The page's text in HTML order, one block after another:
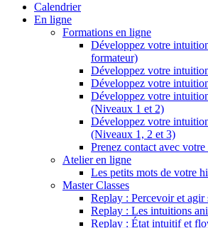
Calendrier
En ligne
Formations en ligne
Développez votre
formateur)
Développez votre
Développez votre
Développez votre
(Niveaux 1 et 2)
Développez votre
(Niveaux 1, 2 et 3)
Prenez contact avec
Atelier en ligne
Les petits mots de votre
Master Classes
Replay : Percevoir et agir
Replay : Les intuitions
Replay : État intuitif et